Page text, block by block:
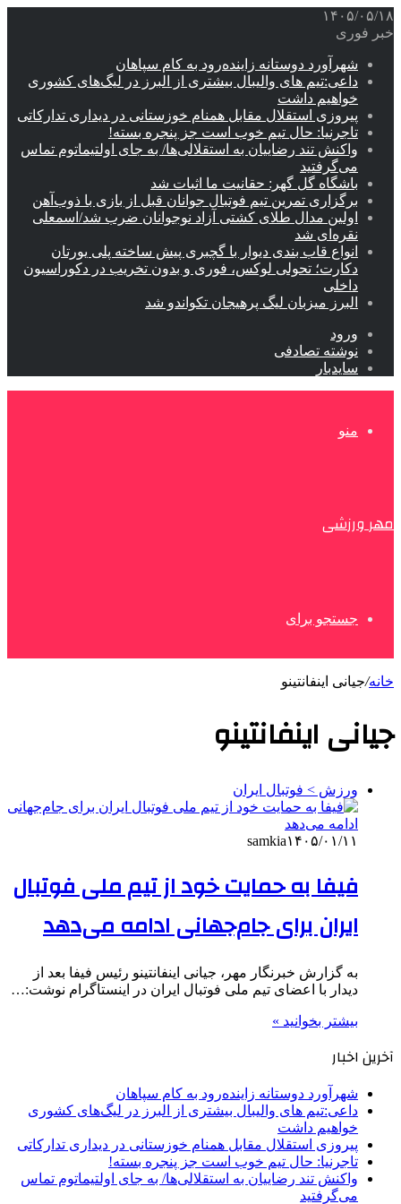
۱۴۰۵/۰۵/۱۸
خبر فوری
شهرآورد دوستانه زاینده‌رود به کام سپاهان
داعی:تیم های والیبال بیشتری از البرز در لیگ‌های کشوری
خواهیم داشت
پیروزی استقلال مقابل همنام خوزستانی در دیداری تدارکاتی
تاجرنیا: حال تیم خوب است جز پنجره بسته!
واکنش تند رضاییان به استقلالی‌ها/ به جای اولتیماتوم تماس
می‌گرفتید
باشگاه گل گهر: حقانیت ما اثبات شد
برگزاری تمرین تیم فوتبال جوانان قبل از بازی با ذوب‌آهن
اولین مدال طلای کشتی آزاد نوجوانان ضرب شد/اسمعلی
نقره‌ای شد
انواع قاب بندی دیوار با گچبری پیش ساخته پلی یورتان
دکارت؛ تحولی لوکس، فوری و بدون تخریب در دکوراسیون
داخلی
البرز میزبان لیگ پرهیجان تکواندو شد
ورود
نوشته تصادفی
سایدبار
منو
مهر ورزشی
جستجو برای
خانه/جیانی اینفانتینو
جیانی اینفانتینو
ورزش > فوتبال ایران
samkia۱۴۰۵/۰۱/۱۱
فیفا به حمایت خود از تیم ملی فوتبال
ایران برای جام‌جهانی ادامه می‌دهد
به گزارش خبرنگار مهر، جیانی اینفانتینو رئیس فیفا بعد از
دیدار با اعضای تیم ملی فوتبال ایران در اینستاگرام نوشت:…
بیشتر بخوانید »
آخرین اخبار
شهرآورد دوستانه زاینده‌رود به کام سپاهان
داعی:تیم های والیبال بیشتری از البرز در لیگ‌های کشوری
خواهیم داشت
پیروزی استقلال مقابل همنام خوزستانی در دیداری تدارکاتی
تاجرنیا: حال تیم خوب است جز پنجره بسته!
واکنش تند رضاییان به استقلالی‌ها/ به جای اولتیماتوم تماس
می‌گرفتید